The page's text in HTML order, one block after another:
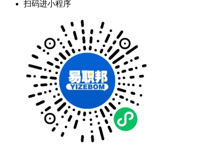
扫码进小程序